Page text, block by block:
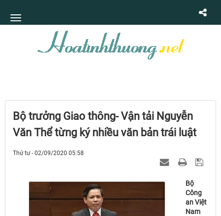
Bộ trưởng Giao thông- Vận tải Nguyễn
Văn Thể từng ký nhiều văn bản trái luật
Thứ tư - 02/09/2020 05:58
Bộ
Công
an Việt
Nam